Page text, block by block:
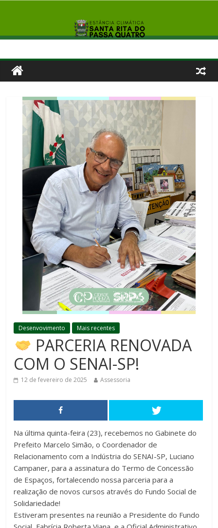
Desenvovimento Mais recentes
PARCERIA RENOVADA
COM O SENAI-SP!
12 de fevereiro de 2025 Assessoria
Na última quinta-feira (23), recebemos no Gabinete do
Prefeito Marcelo Simão, o Coordenador de
Relacionamento com a Indústria do SENAI-SP, Luciano
Campaner, para a assinatura do Termo de Concessão
de Espaços, fortalecendo nossa parceria para a
realização de novos cursos através do Fundo Social de
Solidariedade!
Estiveram presentes na reunião a Presidente do Fundo